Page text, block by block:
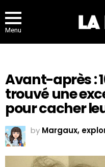
Menu
Avant-après :
trouvé une
pour cacher
by Margaux,